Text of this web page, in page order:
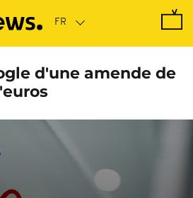
d'une amende de